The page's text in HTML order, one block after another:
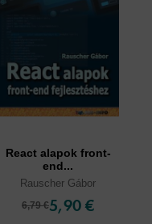
React alapok front-
end...
Rauscher Gábor
6,79 €5,90 €